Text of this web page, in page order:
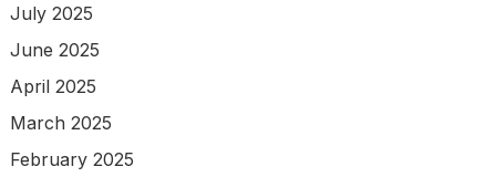
July 2025
June 2025
April 2025
March 2025
February 2025